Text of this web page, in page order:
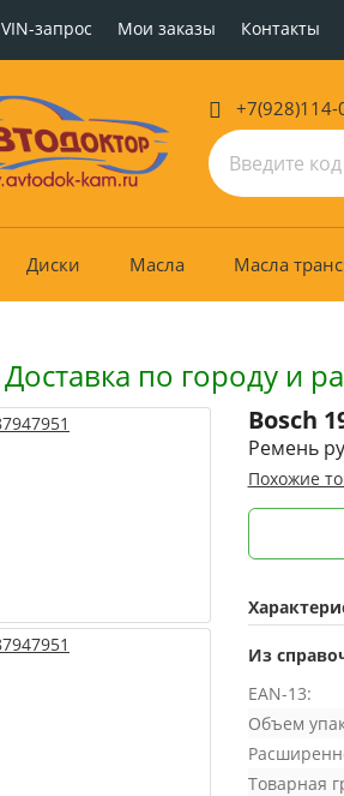
VIN-запрос Мои заказы Контакты
Диски Масла Масла
Доставка по городу и
Bosch
Ремень
Похожие
Из
EAN-13:
Объем
Товарная